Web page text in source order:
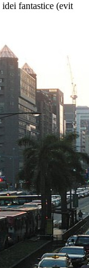
idei fantastice (evit